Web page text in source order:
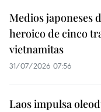
Medios japoneses
heroico de cinco
vietnamitas
31/07/2026 07:56
Laos impulsa